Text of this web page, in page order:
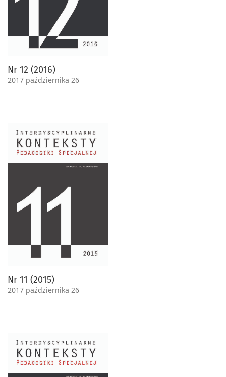
Nr 12 (2016)
2017 października 26
Nr 11 (2015)
2017 października 26